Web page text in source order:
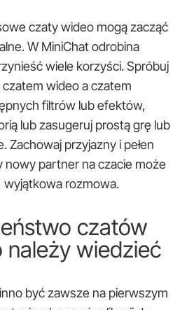
czaty wideo mogą zacząć
W MiniChat odrobina
wiele korzyści. Spróbuj
czatem wideo a czatem
filtrów lub efektów,
lub zasugeruj prostą grę lub
przyjazny i pełen
nowy partner na czacie może
wyjątkowa rozmowa.
czatów
wiedzieć
być zawsze na pierwszym